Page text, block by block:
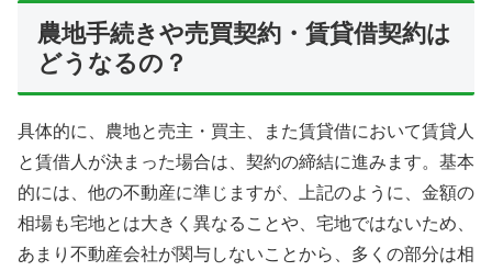
農地手続きや売買契約・賃貸借契約は
どうなるの？
具体的に、農地と売主・買主、また賃貸借において賃貸人
と賃借人が決まった場合は、契約の締結に進みます。基本
的には、他の不動産に準じますが、上記のように、金額の
相場も宅地とは大きく異なることや、宅地ではないため、
あまり不動産会社が関与しないことから、多くの部分は相